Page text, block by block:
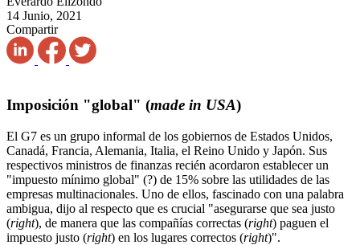
14 Junio, 2021
Compartir
Imposición "global" (made in USA)
El G7 es un grupo informal de los gobiernos de Estados Unidos,
Canadá, Francia, Alemania, Italia, el Reino Unido y Japón. Sus
respectivos ministros de finanzas recién acordaron establecer un
"impuesto mínimo global" (?) de 15% sobre las utilidades de las
empresas multinacionales. Uno de ellos, fascinado con una palabra
ambigua, dijo al respecto que es crucial "asegurarse que sea justo
(right), de manera que las compañías correctas (right) paguen el
impuesto justo (right) en los lugares correctos (right)".